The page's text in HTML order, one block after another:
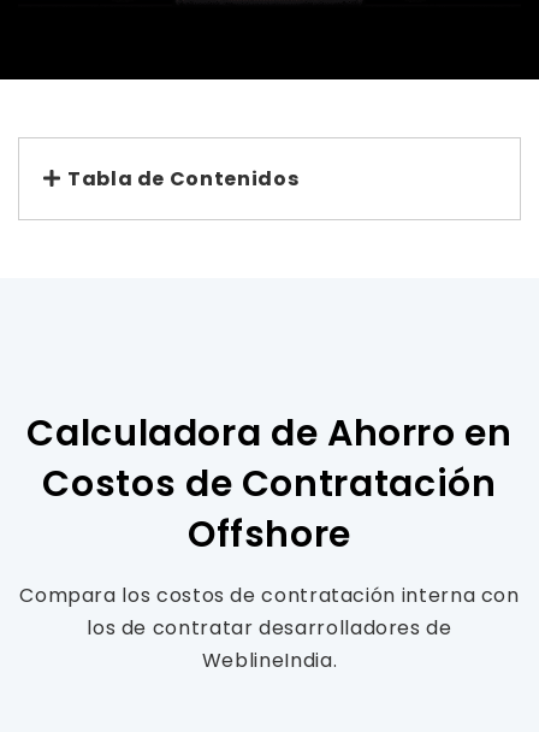
Tabla de Contenidos
Calculadora de Ahorro en
Costos de Contratación
Offshore
Compara los costos de contratación interna con
los de contratar desarrolladores de
WeblineIndia.